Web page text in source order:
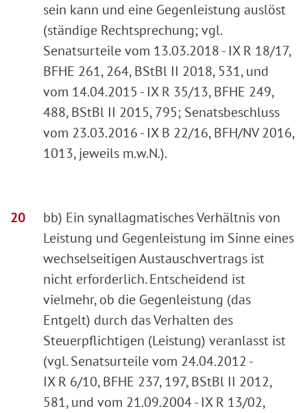
sein kann und eine Gegenleistung auslöst
(ständige Rechtsprechung; vgl.
Senatsurteile vom 13.03.2018 - IX R 18/17,
BFHE 261, 264, BStBl II 2018, 531, und
vom 14.04.2015 - IX R 35/13, BFHE 249,
488, BStBl II 2015, 795; Senatsbeschluss
vom 23.03.2016 - IX B 22/16, BFH/NV 2016,
1013, jeweils m.w.N.).
bb) Ein synallagmatisches Verhältnis von
Leistung und Gegenleistung im Sinne eines
wechselseitigen Austauschvertrags ist
nicht erforderlich. Entscheidend ist
vielmehr, ob die Gegenleistung (das
Entgelt) durch das Verhalten des
Steuerpflichtigen (Leistung) veranlasst ist
(vgl. Senatsurteile vom 24.04.2012 -
IX R 6/10, BFHE 237, 197, BStBl II 2012,
581, und vom 21.09.2004 - IX R 13/02,